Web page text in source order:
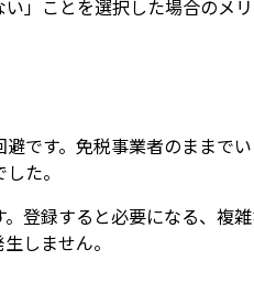
」ことを選択した場合のメ
です。免税事業者のままで
た。
登録すると必要になる、複
しません。